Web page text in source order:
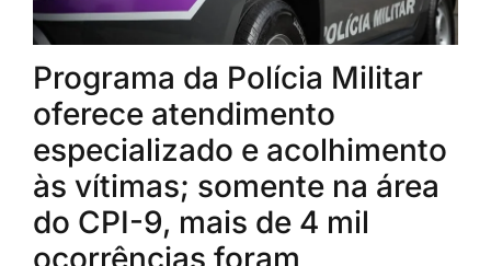
Programa da Polícia Militar
oferece atendimento
especializado e acolhimento
às vítimas; somente na área
do CPI-9, mais de 4 mil
ocorrências foram